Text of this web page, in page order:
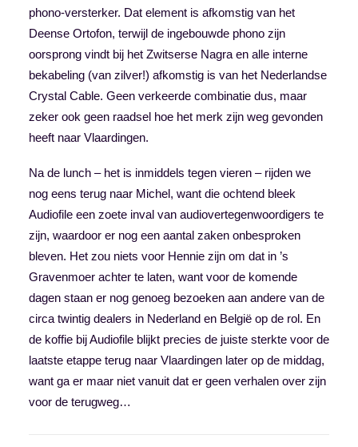
phono-versterker. Dat element is afkomstig van het
Deense Ortofon, terwijl de ingebouwde phono zijn
oorsprong vindt bij het Zwitserse Nagra en alle interne
bekabeling (van zilver!) afkomstig is van het Nederlandse
Crystal Cable. Geen verkeerde combinatie dus, maar
zeker ook geen raadsel hoe het merk zijn weg gevonden
heeft naar Vlaardingen.
Na de lunch – het is inmiddels tegen vieren – rijden we
nog eens terug naar Michel, want die ochtend bleek
Audiofile een zoete inval van audiovertegenwoordigers te
zijn, waardoor er nog een aantal zaken onbesproken
bleven. Het zou niets voor Hennie zijn om dat in ’s
Gravenmoer achter te laten, want voor de komende
dagen staan er nog genoeg bezoeken aan andere van de
circa twintig dealers in Nederland en België op de rol. En
de koffie bij Audiofile blijkt precies de juiste sterkte voor de
laatste etappe terug naar Vlaardingen later op de middag,
want ga er maar niet vanuit dat er geen verhalen over zijn
voor de terugweg…